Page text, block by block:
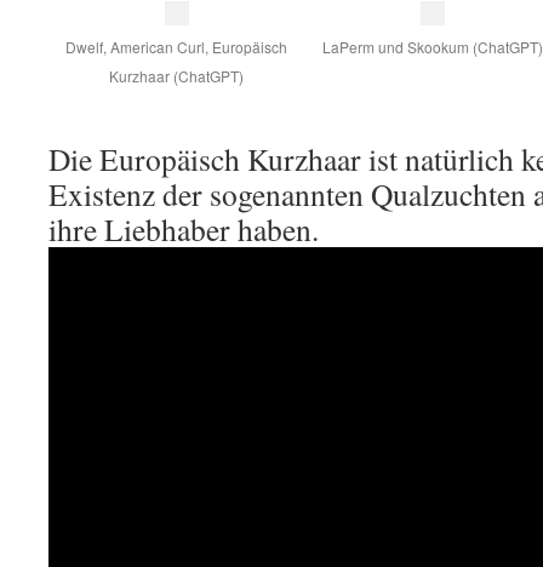
Dwelf, American Curl, Europäisch
Kurzhaar (ChatGPT)
LaPerm und Skookum (ChatGPT)
Die Europäisch Kurzhaar ist natürlich
Existenz der sogenannten Qualzuchten
ihre Liebhaber haben.